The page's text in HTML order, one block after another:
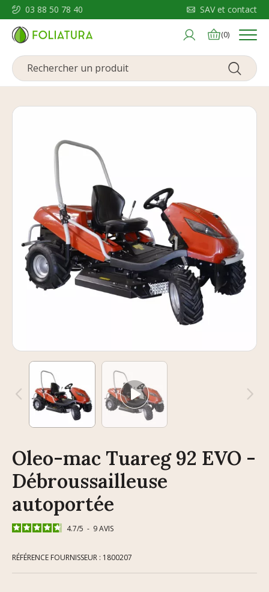
03 88 50 78 40 SAV et contact
(0) Menu
Oleo-mac Tuareg 92 EVO -
Débroussailleuse
autoportée
4.7/5 - 9AVIS
RÉFÉRENCE FOURNISSEUR : 1800207